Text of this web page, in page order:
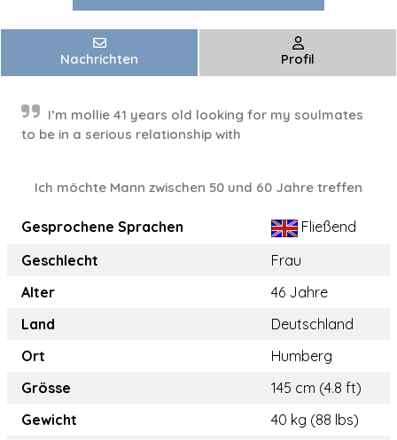
Nachrichten Profil
I’m mollie 41 years old looking for my soulmates
to be in a serious relationship with
Ich möchte Mann zwischen 50 und 60 Jahre treffen
Gesprochene Sprachen
Fließend
Geschlecht
Frau
Alter
46 Jahre
Land
Deutschland
Ort
Humberg
Grösse
145 cm (4.8 ft)
Gewicht
40 kg (88 lbs)